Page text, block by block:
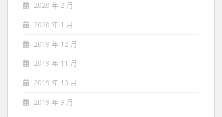
2020 年 2 月
2020 年 1 月
2019 年 12 月
2019 年 11 月
2019 年 10 月
2019 年 9 月